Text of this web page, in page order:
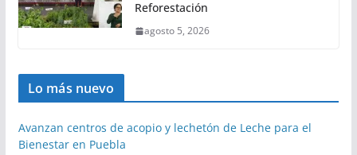
Reforestación
agosto 5, 2026
Lo más nuevo
Avanzan centros de acopio y lechetón de Leche para el
Bienestar en Puebla